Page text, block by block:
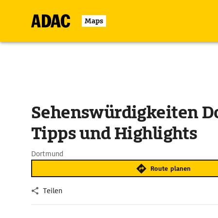
Maps
Sehenswürdigkeiten
Tipps und Highlights
Dortmund
Route planen
Teilen